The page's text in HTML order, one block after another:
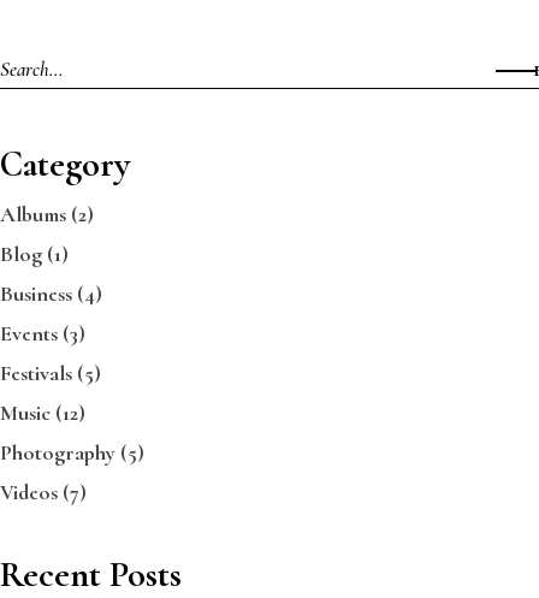
Category
Albums (2)
Blog (1)
Business (4)
Events (3)
Festivals (5)
Music (12)
Photography (5)
Videos (7)
Recent Posts